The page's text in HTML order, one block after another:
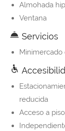
Almohada
Ventana
Servicios
reducida
Acceso a